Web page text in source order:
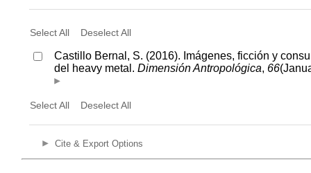
Select All Deselect All
Castillo Bernal, S. (2016). Imágenes, ficción y
del heavy metal. Dimensión Antropológica, 66
Select All Deselect All
Cite & Export Options